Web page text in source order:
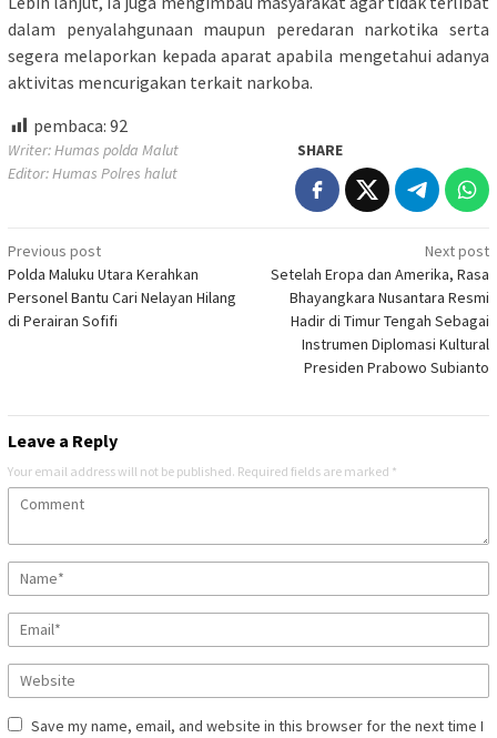
dalam penyalahgunaan maupun peredaran narkotika serta
segera melaporkan kepada aparat apabila mengetahui adanya
aktivitas mencurigakan terkait narkoba.
pembaca: 92
Writer: Humas polda Malut
Editor: Humas Polres halut
SHARE
Post
navigation
Previous post
Polda Maluku Utara Kerahkan
Personel Bantu Cari Nelayan Hilang
di Perairan Sofifi
Next post
Setelah Eropa dan Amerika, Rasa
Bhayangkara Nusantara Resmi
Hadir di Timur Tengah Sebagai
Instrumen Diplomasi Kultural
Presiden Prabowo Subianto
Leave a Reply
Your email address will not be published. Required fields are marked *
Save my name, email, and website in this browser for the next time I